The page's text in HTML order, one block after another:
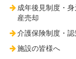
成年後見制度・
産売却
介護保険制度・認
施設の皆様へ